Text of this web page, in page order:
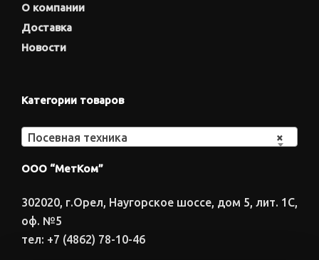
О компании
Доставка
Новости
Категории товаров
×
Посевная техника
ООО “МетКом”
302020, г.Орел, Наугорское шоссе, дом 5, лит. 1С,
оф. №5
тел: +7 (4862) 78-10-46